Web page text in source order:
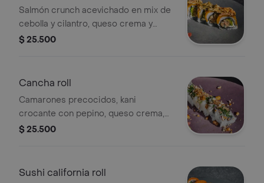
Salmón crunch acevichado en mix de
cebolla y cilantro, queso crema y
aguacate, envuelto en madurito,
$ 25.500
Cancha roll
Camarones precocidos, kani
crocante con pepino, queso crema,
envueltos en pescado blanco,
elección.
$ 25.500
Sushi california roll